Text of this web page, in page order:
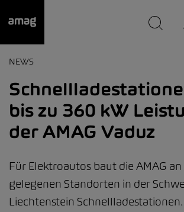
wurde als Ihre Garage
NEWS
bis zu 360 kW
der AMAG Vaduz
Für Elektroautos baut die AMAG
gelegenen Standorten in der
Liechtenstein